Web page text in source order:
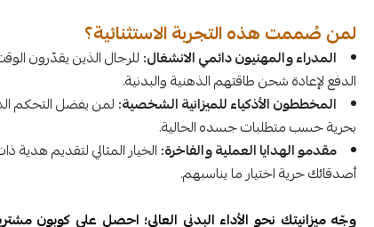
لمن صُممت هذه التجربة الاستثنائية؟
المدراء والمهنيون دائمي الانشغال: للرجال الذين يقدّرون
الدفع لإعادة شحن طاقتهم الذهنية والبدنية.
المخططون الأذكياء للميزانية الشخصية: لمن يفضل التحكم
بحرية حسب متطلبات جسده الحالية.
مقدمو الهدايا العملية والفاخرة: الخيار المثالي لتقديم هدية
أصدقائك حرية اختيار ما يناسبهم.